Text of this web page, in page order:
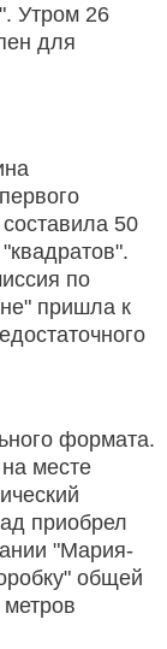
Утром 26
для
50
по
пришла к
формата.
месте
приобрел
"Мария-
общей